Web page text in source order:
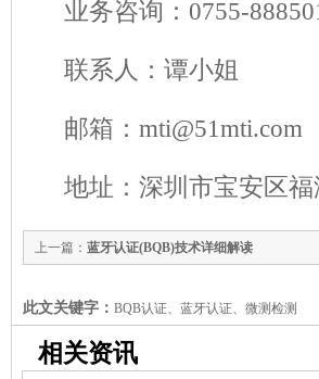
业务咨询：0755-
联系人：谭小姐
邮箱：mti@51mti.com
地址：深圳市宝安区
上一篇： 蓝牙认证(BQB)技术详细解读
此文关键字： BQB认证、蓝牙认证、微测检测
相关资讯